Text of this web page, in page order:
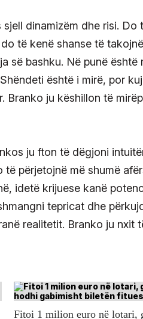
dinamizëm dhe risi.
të kenë shanse të
së bashku. Në punë
është i mirë, por
Branko ju këshillon të
ju fton të dëgjoni
përjetojnë më shumë
idetë krijuese kanë
tepricat dhe
realitetit. Branko ju
Fitoi 1 milion euro në lotari,